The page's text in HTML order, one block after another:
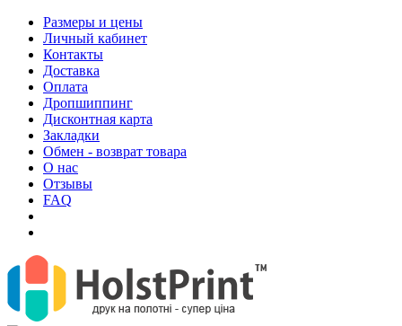
Размеры и цены
Личный кабинет
Контакты
Доставка
Оплата
Дропшиппинг
Дисконтная карта
Закладки
Обмен - возврат товара
О нас
Отзывы
FAQ